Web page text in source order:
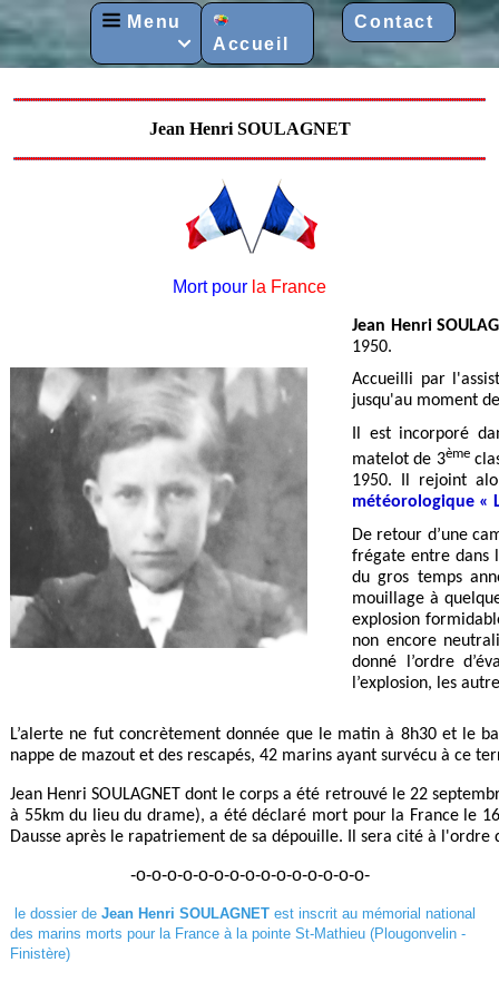
Menu
 Accueil
Contact
Jean Henri SOULAGNET
Mort pour la France
Jean Henri
1950.
Accueilli par
jusqu'au moment
Il est incorporé
matelot de 3ème
1950. Il rejoint
météorologique «
De retour d’une
frégate entre dans
du gros temps
mouillage à
explosion
non encore
donné l’ordre
l’explosion, les
L’alerte ne fut concrètement donnée que le matin à 8h30 et le
nappe de mazout et des rescapés, 42 marins ayant survécu à ce
Jean Henri SOULAGNET dont le corps a été retrouvé le 22
à 55km du lieu du drame), a été déclaré mort pour la France le
Dausse après le rapatriement de sa dépouille. Il sera cité à
-o-o-o-o-o-o-o-o-o-o-o-o-o-o-o-
le dossier de Jean Henri SOULAGNET est inscrit au mémorial national
des marins morts pour la France à la pointe St-Mathieu (Plougonvelin -
Finistère)